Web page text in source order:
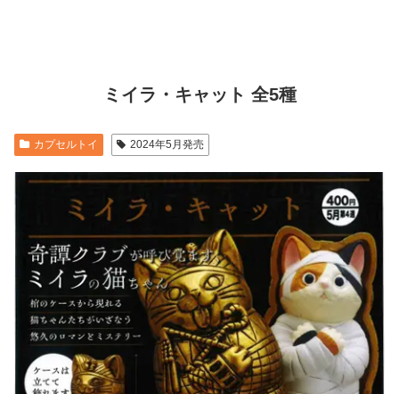
ミイラ・キャット 全5種
カプセルトイ 2024年5月発売